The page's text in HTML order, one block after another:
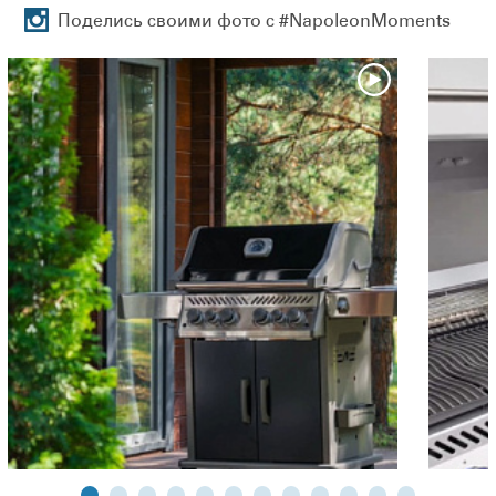
Со сложенным столиком габаритная ширина гриля
составит 114 см. В таком состоянии гриль займет меньше
места, что может быть особенно актуальным при его
хранении в ограниченном пространстве.
Размер основной рабочей поверхности гриля ROUGE
425 SE составляет 60 х 45 см. Поверхность такого размера
позволит разместить, например, 20 котлет для бургеров.
Она состоит из двусторонних чугунных решёток,
покрытых фарфоровой эмалью для защиты от коррозии и
обеспечивает равномерную передачу тепла. На одной из
сторон решёток есть специальные желобки где
собираются стекающие соки, которые в последствии
испаряются и придают дополнительный аромат блюду, а
благодаря своей уникальной, запатентованной волнистой
форме WAVE™, такие решётки предотвращают от падения
в очаг продукты маленького размера.
Под решётками гриля находятся испарители, которые
изготовлены из нержавеющей стали, имеют V-образную
форму и специальные технологические окошки, чтобы
Поделись своими фото с #NapoleonMoments